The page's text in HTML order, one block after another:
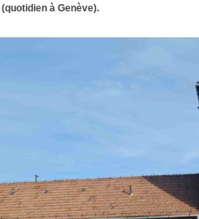
(quotidien à Genève).